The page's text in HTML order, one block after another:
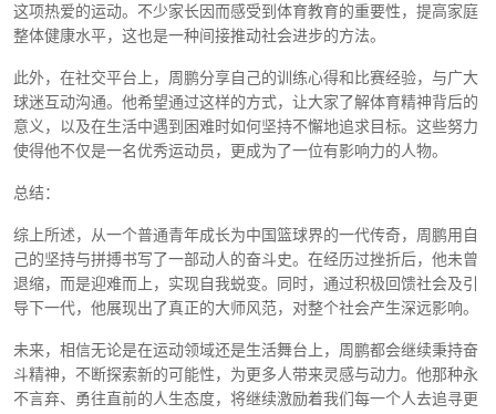
这项热爱的运动。不少家长因而感受到体育教育的重要性，提高家庭
整体健康水平，这也是一种间接推动社会进步的方法。
此外，在社交平台上，周鹏分享自己的训练心得和比赛经验，与广大
球迷互动沟通。他希望通过这样的方式，让大家了解体育精神背后的
意义，以及在生活中遇到困难时如何坚持不懈地追求目标。这些努力
使得他不仅是一名优秀运动员，更成为了一位有影响力的人物。
总结：
综上所述，从一个普通青年成长为中国篮球界的一代传奇，周鹏用自
己的坚持与拼搏书写了一部动人的奋斗史。在经历过挫折后，他未曾
退缩，而是迎难而上，实现自我蜕变。同时，通过积极回馈社会及引
导下一代，他展现出了真正的大师风范，对整个社会产生深远影响。
未来，相信无论是在运动领域还是生活舞台上，周鹏都会继续秉持奋
斗精神，不断探索新的可能性，为更多人带来灵感与动力。他那种永
不言弃、勇往直前的人生态度，将继续激励着我们每一个人去追寻更